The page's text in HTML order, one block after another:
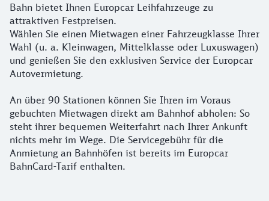
Bahn bietet Ihnen Europcar Leihfahrzeuge zu
attraktiven Festpreisen.
Wählen Sie einen Mietwagen einer Fahrzeugklasse Ihrer
Wahl (u. a. Kleinwagen, Mittelklasse oder Luxuswagen)
und genießen Sie den exklusiven Service der Europcar
Autovermietung.
An über 90 Stationen können Sie Ihren im Voraus
gebuchten Mietwagen direkt am Bahnhof abholen: So
steht ihrer bequemen Weiterfahrt nach Ihrer Ankunft
nichts mehr im Wege. Die Servicegebühr für die
Anmietung an Bahnhöfen ist bereits im Europcar
BahnCard-Tarif enthalten.